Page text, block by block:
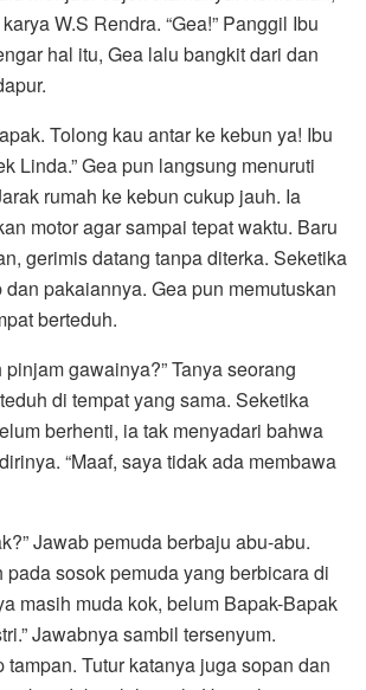
W.S Rendra. “Gea!” Panggil Ibu
hal itu, Gea lalu bangkit dari dan
Tolong kau antar ke kebun ya! Ibu
Linda.” Gea pun langsung menuruti
rumah ke kebun cukup jauh. Ia
motor agar sampai tepat waktu. Baru
gerimis datang tanpa diterka. Seketika
pakaiannya. Gea pun memutuskan
berteduh.
pinjam gawainya?” Tanya seorang
di tempat yang sama. Seketika
berhenti, ia tak menyadari bahwa
“Maaf, saya tidak ada membawa
Jawab pemuda berbaju abu-abu.
pada sosok pemuda yang berbicara di
masih muda kok, belum Bapak-Bapak
Jawabnya sambil tersenyum.
tampan. Tutur katanya juga sopan dan